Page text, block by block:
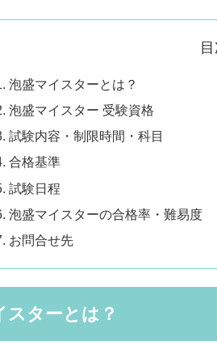
泡盛マイスターとは？
泡盛マイスター 受験資格
試験内容・制限時間・科目
合格基準
試験日程
泡盛マイスターの合格率・難易度
お問合せ先
スターとは？